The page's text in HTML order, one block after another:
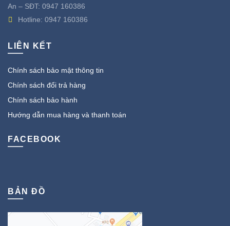
An – SĐT: 0947 160386
Hotline: 0947 160386
LIÊN KẾT
Chính sách bảo mật thông tin
Chính sách đổi trả hàng
Chính sách bảo hành
Hướng dẫn mua hàng và thanh toán
FACEBOOK
BẢN ĐỒ